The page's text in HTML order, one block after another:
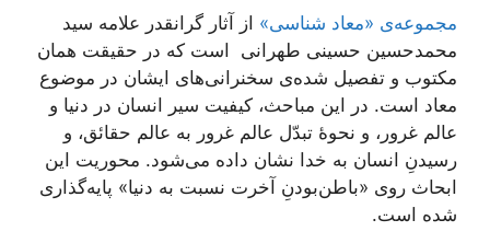
مجموعه‌ی «معاد‌ شناسی» از آثار گرانقدر علامه سید
محمدحسین حسینی طهرانی است که در حقیقت همان
مکتوب و تفصیل شده‌ی سخنرانی‌های ایشان در موضوع
معاد است. در این مباحث، کیفیت سیر انسان در دنیا و
عالم غرور، و نحوۀ تبدّل عالم غرور به عالم حقائق، و
رسیدنِ انسان به خدا نشان داده می‌شود. محوریت این
ابحاث روی «باطن‌بودنِ آخرت نسبت به دنیا» پایه‌گذاری
شده است.